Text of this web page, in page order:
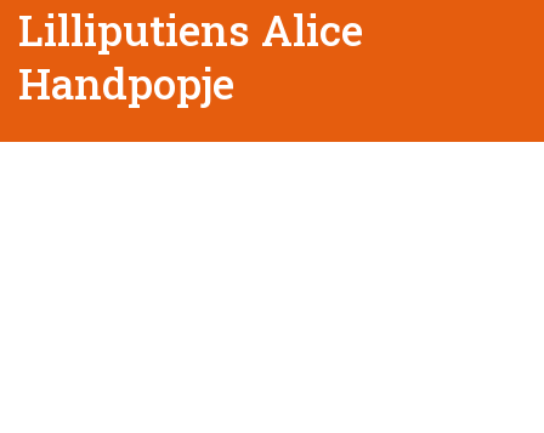
Lilliputiens Alice
Handpopje